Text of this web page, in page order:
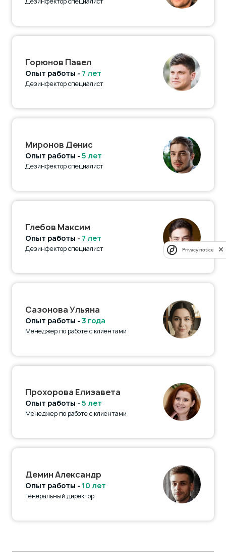
Горюнов Павел
Опыт работы - 7 лет
Дезинфектор специалист
Миронов Денис
Опыт работы - 5 лет
Дезинфектор специалист
Глебов Максим
Опыт работы - 7 лет
Дезинфектор специалист
Сазонова Ульяна
Опыт работы - 3 года
Менеджер по работе с клиентами
Прохорова Елизавета
Опыт работы - 5 лет
Менеджер по работе с клиентами
Демин Александр
Опыт работы - 10 лет
Генеральный директор
Privacy notice